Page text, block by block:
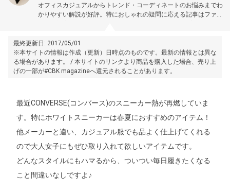
オフィスカジュアルからトレンド・コーディネートのお悩みまでわ
かりやすい解説が好評。特におしゃれの疑問に応える記事はファッ
https://magazine.cubki.jp/articles/70526422.html
最終更新日: 2017/05/01
※本サイトの情報は作成（更新）日時点のものです。最新の情報とは異な
る場合があります。 / 本サイトのリンクより商品を購入した場合、売り上
げの一部が#CBK magazineへ還元されることがあります。
最近CONVERSE(コンバース)のスニーカー熱が再燃していま
す。特にホワイトスニーカーは春夏におすすめのアイテム！
他メーカーと違い、カジュアル服でも品よく仕上げてくれる
ので大人女子にもぜひ取り入れて欲しいアイテムです。
どんなスタイルにもハマるから、ついつい毎日履きたくなる
こと間違いなしですよ♪